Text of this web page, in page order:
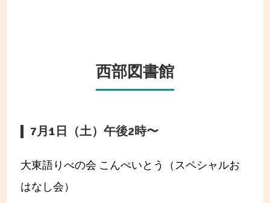
西部図書館
7月1日（土）午後2時〜
大東語りべの会 こんぺいとう（スペシャルお
はなし会）